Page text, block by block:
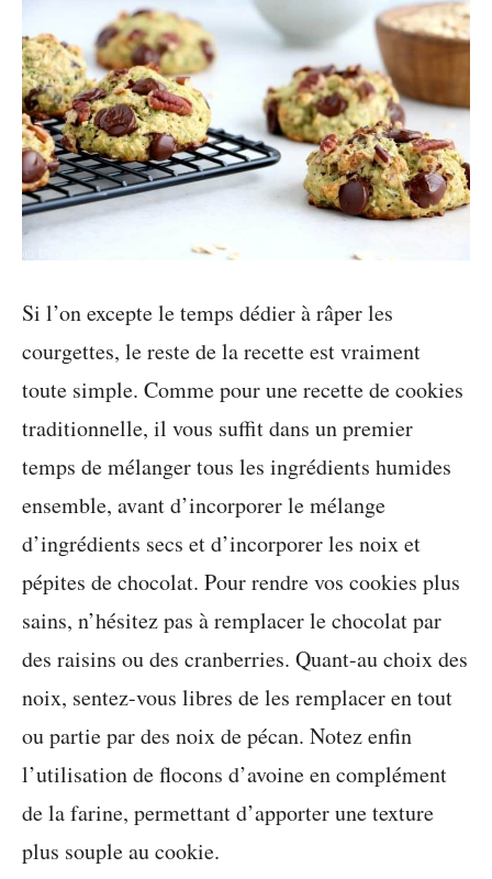
Si l’on excepte le temps dédier à râper les
courgettes, le reste de la recette est vraiment
toute simple. Comme pour une recette de cookies
traditionnelle, il vous suffit dans un premier
temps de mélanger tous les ingrédients humides
ensemble, avant d’incorporer le mélange
d’ingrédients secs et d’incorporer les noix et
pépites de chocolat. Pour rendre vos cookies plus
sains, n’hésitez pas à remplacer le chocolat par
des raisins ou des cranberries. Quant-au choix des
noix, sentez-vous libres de les remplacer en tout
ou partie par des noix de pécan. Notez enfin
l’utilisation de flocons d’avoine en complément
de la farine, permettant d’apporter une texture
plus souple au cookie.